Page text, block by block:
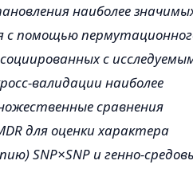
наиболее
с помощью
с
валидации наиболее
сравнения
для оценки характера
SNP×SNP и генно-